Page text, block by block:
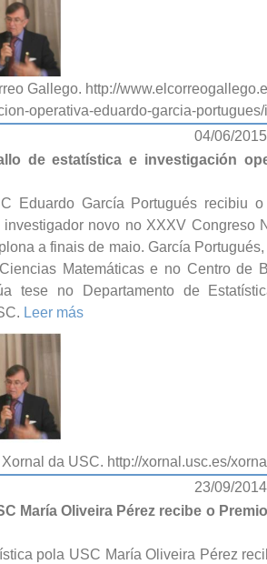
Gallego. http://
operativa-eduardo-garcia-
04/06/2015
de estatística e investigación
Eduardo García Portugués recibiu
novo no XXXV Congreso
a finais de maio. García
Matemáticas e no Centro de
tese no Departamento de
Leer más
Xornal da USC. http://xornal.usc.es/
23/09/2014
María Oliveira Pérez recibe o
pola USC María Oliveira Pérez